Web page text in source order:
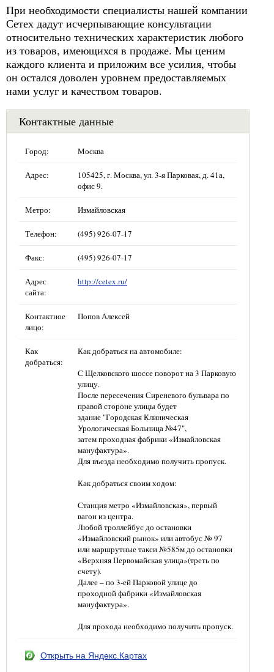
При необходимости специалисты нашей компании
Сетех дадут исчерпывающие консультации
относительно технических характеристик любого
из товаров, имеющихся в продаже. Мы ценим
каждого клиента и приложим все усилия, чтобы
он остался доволен уровнем предоставляемых
нами услуг и качеством товаров.
Контактные данные
Город: Москва
Адрес:
105425, г. Москва, ул. 3-я Парковая, д. 41а,
офис 9.
Метро: Измайловская
Телефон: (495) 926-07-17
Факс: (495) 926-07-17
Адрес
сайта:
http://cetex.ru/
Контактное
лицо:
Попов Алексей
Как
добраться:
Как добраться на автомобиле:
С Щелковского шоссе поворот на 3 Парковую
улицу.
После пересечения Сиреневого бульвара по
правой стороне улицы будет
здание "Городская Клиническая
Урологическая Больница №47",
затем проходная фабрики «Измайловская
мануфактура».
Для въезда необходимо получить пропуск.
Как добраться своим ходом:
Станция метро «Измайловская», первый
вагон из центра.
Любой троллейбус до остановки
«Измайловский рынок» или автобус № 97
или маршрутные такси №585м до остановки
«Верхняя Первомайская улица»(треть по
счету).
Далее – по 3-ей Парковой улице до
проходной фабрики «Измайловская
мануфактура».
Для прохода необходимо получить пропуск.
Открыть на Яндекс.Картах